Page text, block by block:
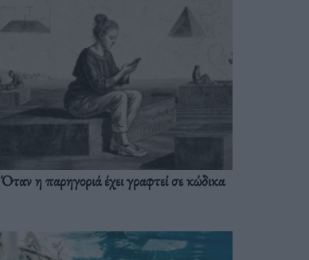
Όταν η παρηγοριά έχει γραφτεί σε κώδικα